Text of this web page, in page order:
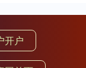
开户